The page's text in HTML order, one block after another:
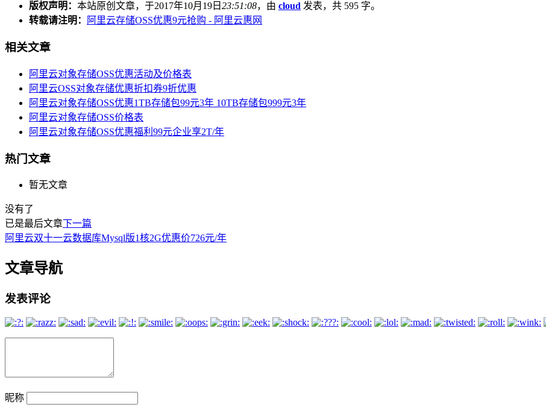
版权声明： 本站原创文章，于2017年10月19日 23:51:08，由 cloud 发表，共 595 字。
转载请注明：
阿里云存储OSS优惠9元抢购 - 阿里云惠网
相关文章
阿里云对象存储OSS优惠活动及价格表
阿里云OSS对象存储优惠折扣券9折优惠
阿里云对象存储OSS优惠1TB存储包99元3年 10TB存储包999元3年
阿里云对象存储OSS价格表
阿里云对象存储OSS优惠福利99元企业享2T/年
热门文章
暂无文章
没有了
已是最后文章下一篇
阿里云双十一云数据库Mysql版1核2G优惠价726元/年
文章导航
发表评论
昵称